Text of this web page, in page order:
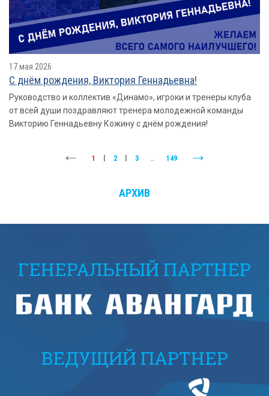
17 мая 2026
С днём рождения, Виктория Геннадьевна!
Руководство и коллектив «Динамо», игроки и тренеры клуба
от всей души поздравляют тренера молодежной команды
Викторию Геннадьевну Кожину с днём рождения!
1 2 3 .. 149
АРХИВ
ГЕНЕРАЛЬНЫЙ ПАРТНЕР
ВЕДУЩИЙ ПАРТНЕР